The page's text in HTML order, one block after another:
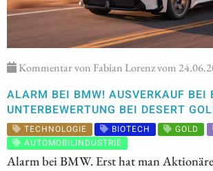
Kommentar von Fabian Lorenz vom
ALARM BEI BMW! AUSVERKAUF BEI
UNTERBEWERTUNG BEI DESERT
TECHNOLOGIE BIOTECH GOLD
AUTOMOBILINDUSTRIE
Alarm bei BMW. Erst hat man